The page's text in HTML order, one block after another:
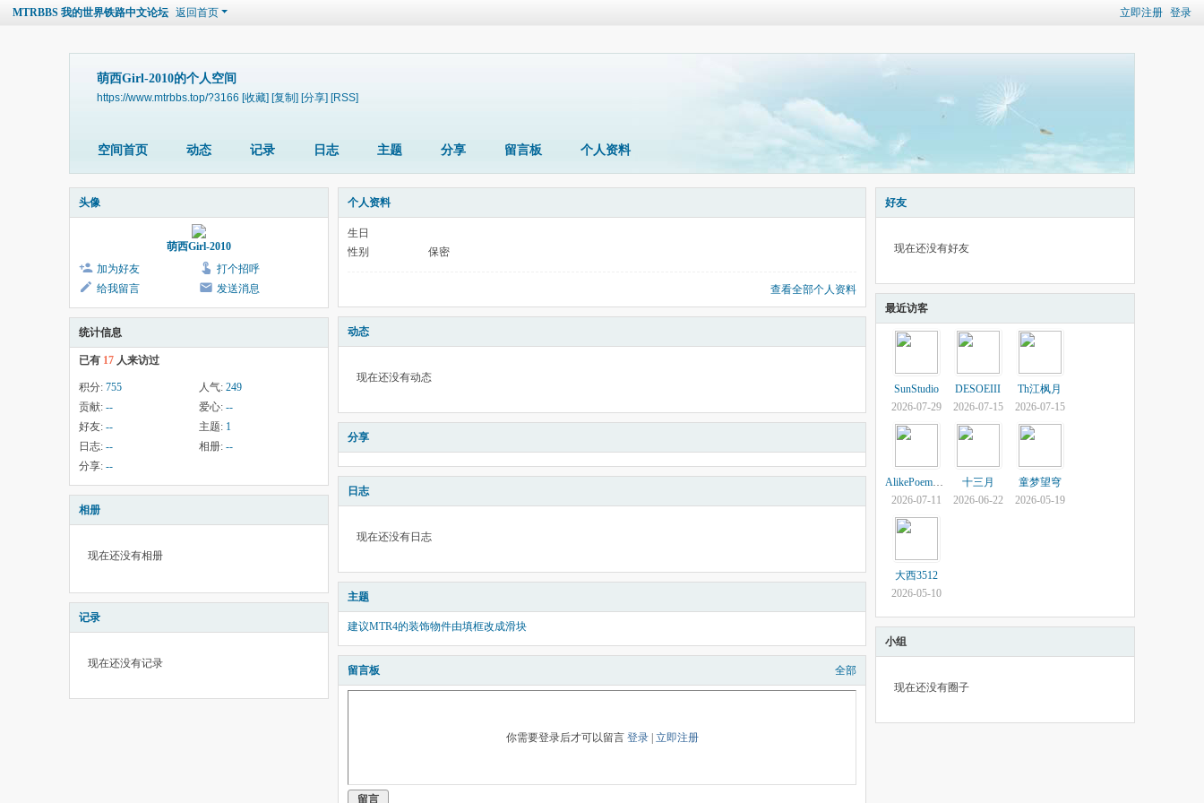
立即注册 登录
MTRBBS 我的世界铁路中文论坛 返回首页
萌西Girl-2010的个人空间
https://www.mtrbbs.top/?3166 [收藏] [复制] [分享] [RSS]
空间首页 动态 记录 日志 主题 分享 留言板 个人资料
头像
萌西Girl-2010
加为好友
打个招呼
给我留言
发送消息
统计信息
已有 17 人来访过
积分: 755 人气: 249
贡献: -- 爱心: --
好友: -- 主题: 1
日志: -- 相册: --
分享: --
相册
现在还没有相册
记录
现在还没有记录
个人资料
生日
性别
保密
查看全部个人资料
动态
现在还没有动态
分享
日志
现在还没有日志
主题
建议MTR4的装饰物件由填框改成滑块
留言板 全部
你需要登录后才可以留言 登录| 立即注册
留言
好友
现在还没有好友
最近访客
SunStudio
2026-07-29
DESOEIII
2026-07-15
Th江枫月
2026-07-15
AlikePoem690263
2026-07-11
十三月
2026-06-22
童梦望穹
2026-05-19
大西3512
2026-05-10
小组
现在还没有圈子